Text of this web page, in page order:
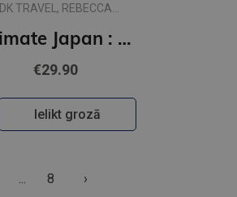
DK TRAVEL, REBECCA
Ultimate Japan : 100 Must-do Experiences for the Trip of a Lifetime
€29.90
Ielikt grozā
... 8 ›